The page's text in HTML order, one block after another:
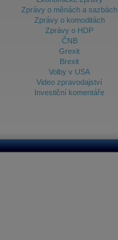
Zprávy o měnách a sazbách
Zprávy o komoditách
Zprávy o HDP
ČNB
Grexit
Brexit
Volby v USA
Video zpravodajství
Investiční komentáře